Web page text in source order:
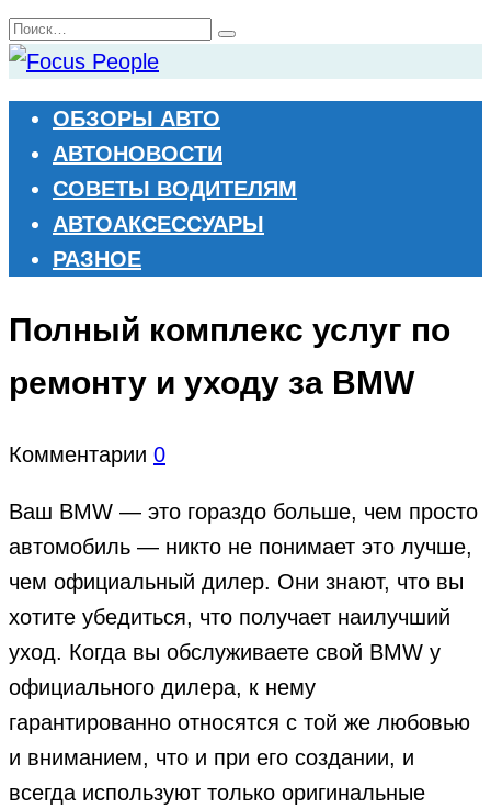
Перейти
к
содержанию
Search
for:
ОБЗОРЫ АВТО
АВТОНОВОСТИ
СОВЕТЫ ВОДИТЕЛЯМ
АВТОАКСЕССУАРЫ
РАЗНОЕ
Полный комплекс услуг по
ремонту и уходу за BMW
Комментарии 0
Ваш BMW — это гораздо больше, чем просто
автомобиль — никто не понимает это лучше,
чем официальный дилер. Они знают, что вы
хотите убедиться, что получает наилучший
уход. Когда вы обслуживаете свой BMW у
официального дилера, к нему
гарантированно относятся с той же любовью
и вниманием, что и при его создании, и
всегда используют только оригинальные